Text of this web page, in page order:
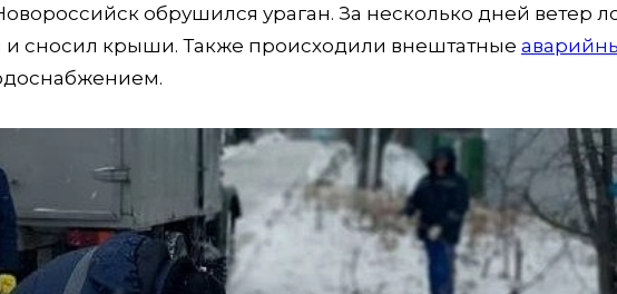
обрушился ураган. За несколько дней ветер
сносил крыши. Также происходили внештатные